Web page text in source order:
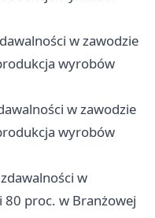
w zawodzie
wyrobów
w zawodzie
wyrobów
w
proc. w Branżowej